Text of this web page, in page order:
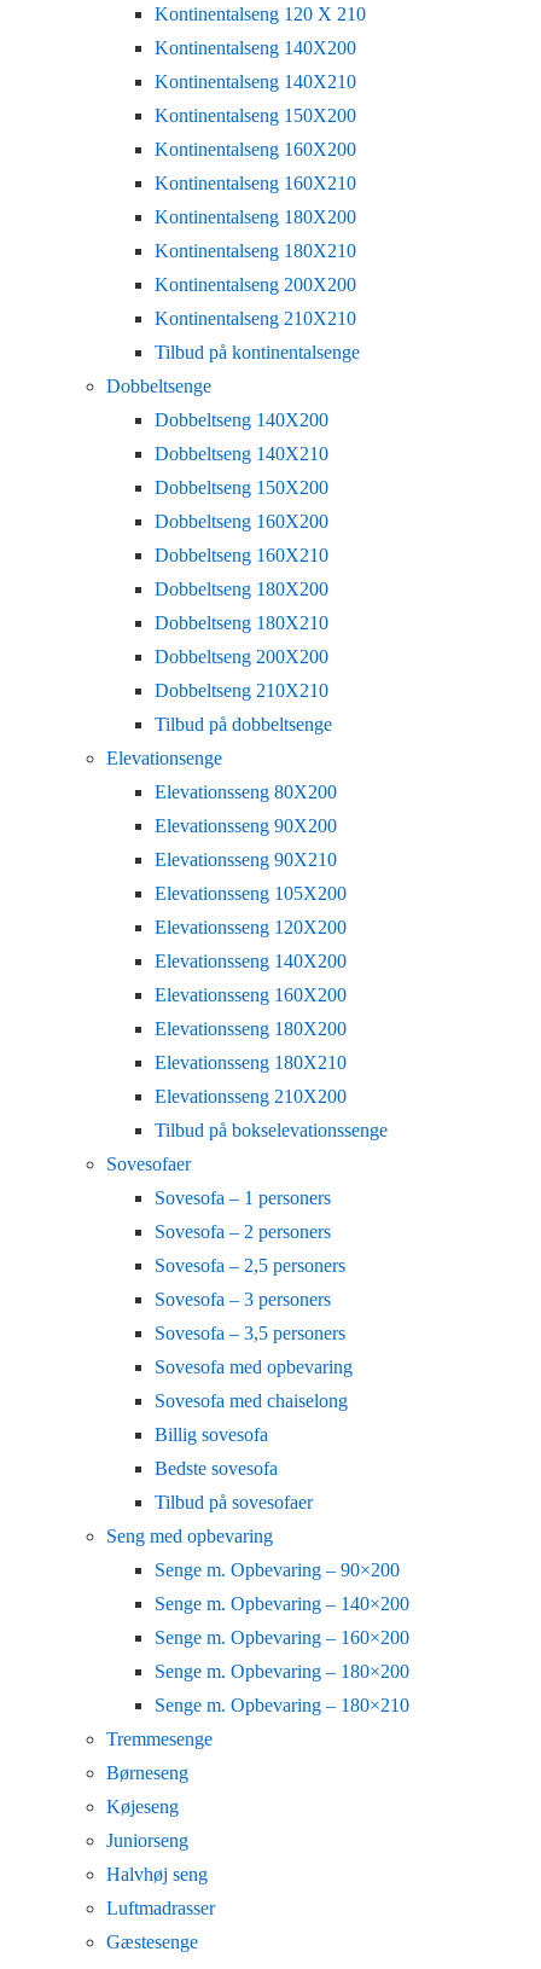
Kontinentalseng 120 X 210
Kontinentalseng 140X200
Kontinentalseng 140X210
Kontinentalseng 150X200
Kontinentalseng 160X200
Kontinentalseng 160X210
Kontinentalseng 180X200
Kontinentalseng 180X210
Kontinentalseng 200X200
Kontinentalseng 210X210
Tilbud på kontinentalsenge
Dobbeltsenge
Dobbeltseng 140X200
Dobbeltseng 140X210
Dobbeltseng 150X200
Dobbeltseng 160X200
Dobbeltseng 160X210
Dobbeltseng 180X200
Dobbeltseng 180X210
Dobbeltseng 200X200
Dobbeltseng 210X210
Tilbud på dobbeltsenge
Elevationsenge
Elevationsseng 80X200
Elevationsseng 90X200
Elevationsseng 90X210
Elevationsseng 105X200
Elevationsseng 120X200
Elevationsseng 140X200
Elevationsseng 160X200
Elevationsseng 180X200
Elevationsseng 180X210
Elevationsseng 210X200
Tilbud på bokselevationssenge
Sovesofaer
Sovesofa – 1 personers
Sovesofa – 2 personers
Sovesofa – 2,5 personers
Sovesofa – 3 personers
Sovesofa – 3,5 personers
Sovesofa med opbevaring
Sovesofa med chaiselong
Billig sovesofa
Bedste sovesofa
Tilbud på sovesofaer
Seng med opbevaring
Senge m. Opbevaring – 90×200
Senge m. Opbevaring – 140×200
Senge m. Opbevaring – 160×200
Senge m. Opbevaring – 180×200
Senge m. Opbevaring – 180×210
Tremmesenge
Børneseng
Køjeseng
Juniorseng
Halvhøj seng
Luftmadrasser
Gæstesenge